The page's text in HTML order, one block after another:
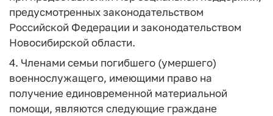
предусмотренных законодательством
Российской Федерации и законодательством
Новосибирской области.
4. Членами семьи погибшего (умершего)
военнослужащего, имеющими право на
получение единовременной материальной
помощи, являются следующие граждане